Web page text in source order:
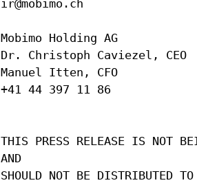
ir@mobimo.ch
Mobimo Holding AG
Dr. Christoph Caviezel, CEO
Manuel Itten, CFO
+41 44 397 11 86
THIS PRESS RELEASE IS NOT
AND
SHOULD NOT BE DISTRIBUTED